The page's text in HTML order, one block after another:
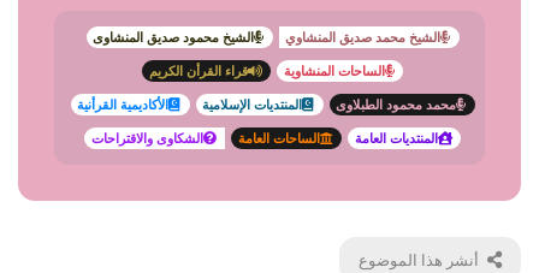
الشيخ محمد صديق المنشاوي
الشيخ محمود صديق المنشاوى
الساحات المنشاوية
قراء القرأن الكريم
محمد محمود الطبلاوى
المنتديات الإسلامية
الأكاديمية القرأنية
المنتديات العامة
الساحات العامة الشكاوى والاقتراحات
أنشر هذا الموضوع